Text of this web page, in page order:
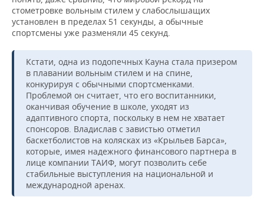
стометровке вольным стилем у слабослышащих
установлен в пределах 51 секунды, а обычные
спортсмены уже разменяли 45 секунд.
Кстати, одна из подопечных Кауна стала призером
в плавании вольным стилем и на спине,
конкурируя с обычными спортсменками.
Проблемой он считает, что его воспитанники,
оканчивая обучение в школе, уходят из
адаптивного спорта, поскольку в нем не хватает
спонсоров. Владислав с завистью отметил
баскетболистов на колясках из «Крыльев Барса»,
которые, имея надежного финансового партнера в
лице компании ТАИФ, могут позволить себе
стабильные выступления на национальной и
международной аренах.